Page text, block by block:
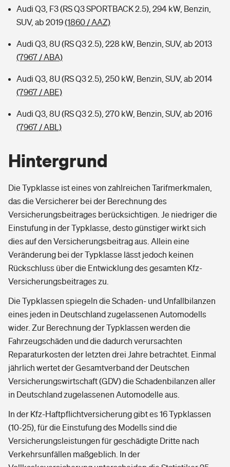
Audi Q3, F3 (RS Q3 SPORTBACK 2.5), 294 kW, Benzin,
SUV, ab 2019(1860 / AAZ)
Audi Q3, 8U (RS Q3 2.5), 228 kW, Benzin, SUV, ab 2013
(7967 / ABA)
Audi Q3, 8U (RS Q3 2.5), 250 kW, Benzin, SUV, ab 2014
(7967 / ABE)
Audi Q3, 8U (RS Q3 2.5), 270 kW, Benzin, SUV, ab 2016
(7967 / ABL)
Hintergrund
Die Typklasse ist eines von zahlreichen Tarifmerkmalen,
das die Versicherer bei der Berechnung des
Versicherungsbeitrages berücksichtigen. Je niedriger die
Einstufung in der Typklasse, desto günstiger wirkt sich
dies auf den Versicherungsbeitrag aus. Allein eine
Veränderung bei der Typklasse lässt jedoch keinen
Rückschluss über die Entwicklung des gesamten Kfz-
Versicherungsbeitrages zu.
Die Typklassen spiegeln die Schaden- und Unfallbilanzen
eines jeden in Deutschland zugelassenen Automodells
wider. Zur Berechnung der Typklassen werden die
Fahrzeugschäden und die dadurch verursachten
Reparaturkosten der letzten drei Jahre betrachtet. Einmal
jährlich wertet der Gesamtverband der Deutschen
Versicherungswirtschaft (GDV) die Schadenbilanzen aller
in Deutschland zugelassenen Automodelle aus.
In der Kfz-Haftpflichtversicherung gibt es 16 Typklassen
(10-25), für die Einstufung des Modells sind die
Versicherungsleistungen für geschädigte Dritte nach
Verkehrsunfällen maßgeblich. In der